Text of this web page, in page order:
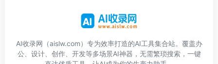
AI收录网（aislw.com）专为效率打造的AI工具集合站。覆盖办
公、设计、创作、开发等多场景AI神器，无需繁琐搜索，一键